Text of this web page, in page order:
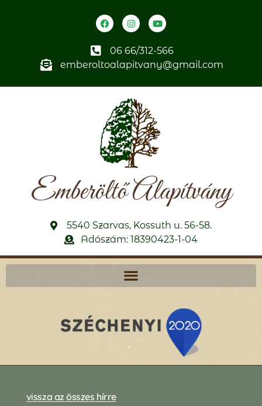
06 66/312-566
emberoltoalapitvany@gmail.com
Emberöltő Alapítvány
5540 Szarvas, Kossuth u. 56-58.
Adószám: 18390423-1-04
vissza az összes hírre